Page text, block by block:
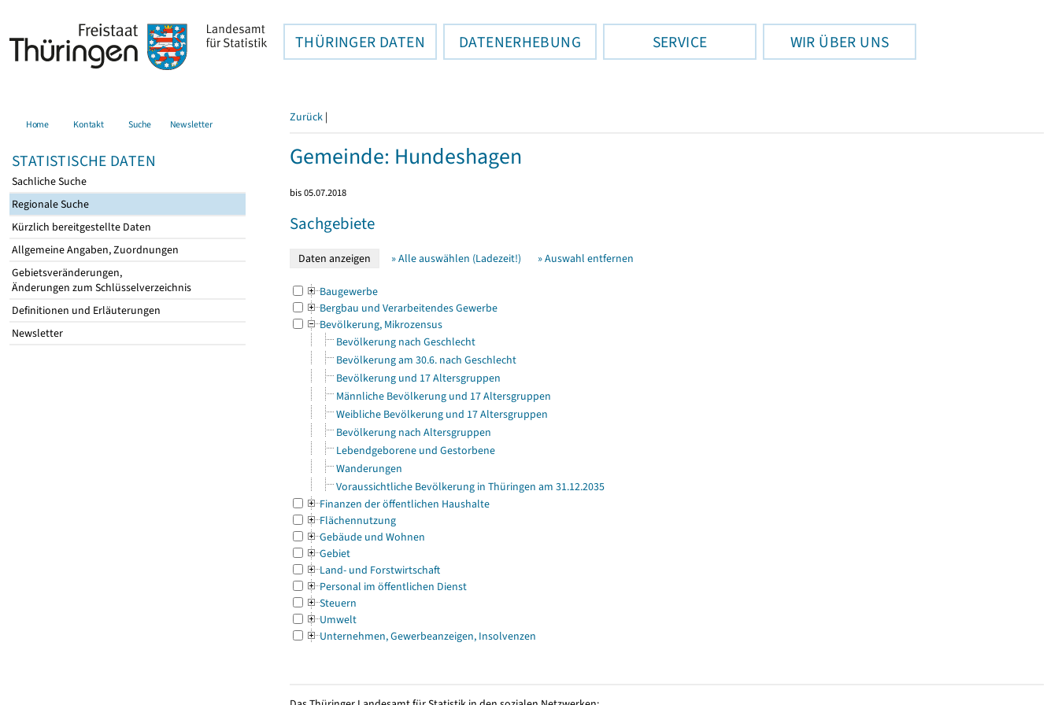
THÜRINGER DATEN DATENERHEBUNG SERVICE WIR ÜBER UNS
Home Kontakt Suche Newsletter
STATISTISCHE DATEN
Sachliche Suche
Regionale Suche
Kürzlich bereitgestellte Daten
Allgemeine Angaben, Zuordnungen
Gebietsveränderungen,
Änderungen zum Schlüsselverzeichnis
Definitionen und Erläuterungen
Newsletter
Zurück |
Gemeinde: Hundeshagen
bis 05.07.2018
Sachgebiete
» Alle auswählen (Ladezeit!) » Auswahl entfernen
Baugewerbe
Bergbau und Verarbeitendes Gewerbe
Bevölkerung, Mikrozensus
Bevölkerung nach Geschlecht
Bevölkerung am 30.6. nach Geschlecht
Bevölkerung und 17 Altersgruppen
Männliche Bevölkerung und 17 Altersgruppen
Weibliche Bevölkerung und 17 Altersgruppen
Bevölkerung nach Altersgruppen
Lebendgeborene und Gestorbene
Wanderungen
Voraussichtliche Bevölkerung in Thüringen am 31.12.2035
Finanzen der öffentlichen Haushalte
Flächennutzung
Gebäude und Wohnen
Gebiet
Land- und Forstwirtschaft
Personal im öffentlichen Dienst
Steuern
Umwelt
Unternehmen, Gewerbeanzeigen, Insolvenzen